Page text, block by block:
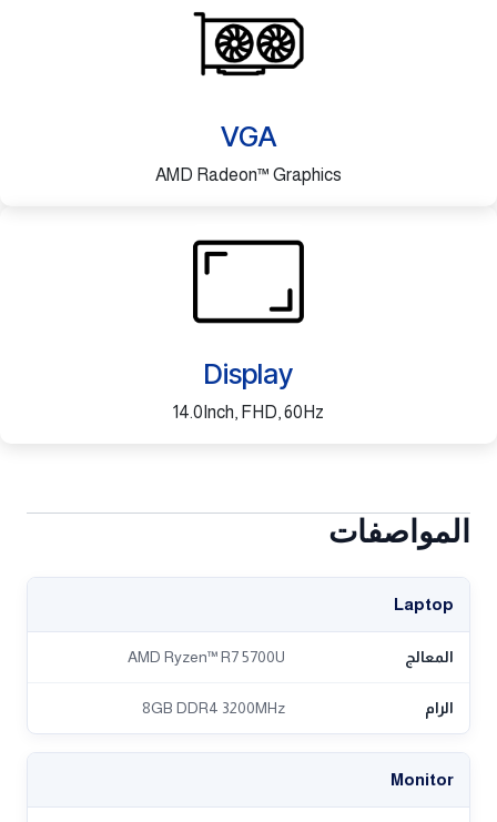
VGA
AMD Radeon™ Graphics
Display
14.0Inch, FHD, 60Hz
المواصفات
Laptop
المعالج AMD Ryzen™ R7 5700U
الرام 8GB DDR4 3200MHz
Monitor